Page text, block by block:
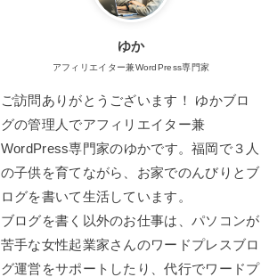
ゆか
アフィリエイター兼WordPress専門家
ご訪問ありがとうございます！ ゆかブロ
グの管理人でアフィリエイター兼
WordPress専門家のゆかです。福岡で３人
の子供を育てながら、お家でのんびりとブ
ログを書いて生活しています。
ブログを書く以外のお仕事は、パソコンが
苦手な女性起業家さんのワードプレスブロ
グ運営をサポートしたり、代行でワードプ